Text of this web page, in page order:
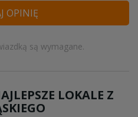
OPINIĘ
są wymagane.
LOKALE Z